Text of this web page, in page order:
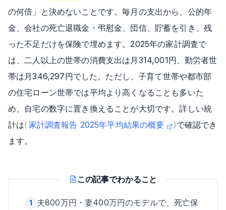
の何倍」と決めないことです。毎月の支出から、公的年
金、会社の死亡退職金・弔慰金、団信、貯蓄を引き、残
った不足だけを保険で埋めます。2025年の家計調査で
は、二人以上の世帯の消費支出は月314,001円、勤労者世
帯は月346,297円でした。ただし、子育て世帯や都市部
の住宅ローン世帯では平均より高くなることも多いた
め、自宅の数字に置き換えることが大切です。詳しい統
計は( 家計調査報告 2025年平均結果の概要 )で確認でき
ます。
この記事でわかること
1
夫800万円・妻400万円のモデルで、死亡保